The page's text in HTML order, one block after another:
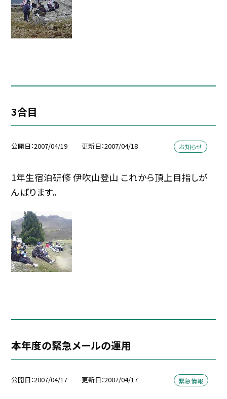
3合目
公開日 2007/04/19 更新日 2007/04/18 お知らせ
1年生宿泊研修 伊吹山登山 これから頂上目指しが
んばります。
本年度の緊急メールの運用
公開日 2007/04/17 更新日 2007/04/17 緊急情報